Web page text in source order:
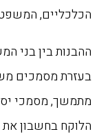
הכלכליים,
ההבנות בין בני
בעזרת מסמכים
מתמשך, מסמכי
הלוקח בחשבון